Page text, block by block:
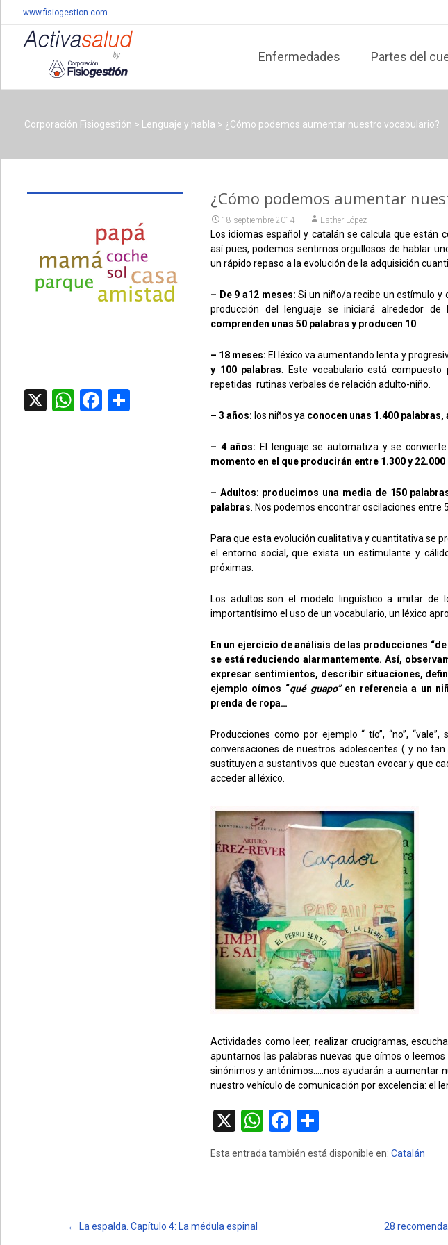
www.fisiogestion.com
content
Enfermedades Partes del
Corporación Fisiogestión > Lenguaje y habla > ¿Cómo podemos aumentar nuestro vocabulario?
X WhatsApp
Facebook
¿Cómo podemos aumentar
18 septiembre 2014 Esther López
Los idiomas español y catalán se calcula que están
así pues, podemos sentirnos orgullosos de hablar
un rápido repaso a la evolución de la adquisición
– De 9 a12 meses: Si un niño/a recibe un estímulo y
producción del lenguaje se iniciará alrededor
comprenden unas 50 palabras y producen 10.
– 18 meses: El léxico va aumentando lenta y
y 100 palabras . Este vocabulario está
repetidas rutinas verbales de relación adulto-niño.
– 3 años: los niños ya conocen unas 1.400
– 4 años: El lenguaje se automatiza y se
momento en el que producirán entre 1.300 y 22.000
– Adultos: producimos una media de 150
palabras . Nos podemos encontrar oscilaciones
Para que esta evolución cualitativa y cuantitativa se
el entorno social, que exista un estimulante y
próximas.
Los adultos son el modelo lingüístico a imitar de
importantísimo el uso de un vocabulario, un léxico
En un ejercicio de análisis de las producciones
se está reduciendo alarmantemente. Así,
expresar sentimientos, describir situaciones,
ejemplo oímos “qué guapo”en referencia a un
prenda de ropa…
Producciones como por ejemplo “ tío”, “no”,
conversaciones de nuestros adolescentes ( y no tan
sustituyen a sustantivos que cuestan evocar y que
acceder al léxico.
Actividades como leer, realizar crucigramas,
apuntarnos las palabras nuevas que oímos o
sinónimos y antónimos…..nos ayudarán a aumentar
nuestro vehículo de comunicación por excelencia: el
X W
h
at
F
a
ce
C
o
m
Esta entrada también está disponible en: Catalán
← La espalda. Capítulo 4: La médula espinal 28